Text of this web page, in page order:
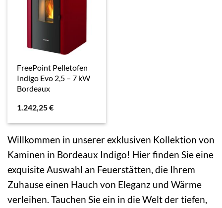
FreePoint Pelletofen
Indigo Evo 2,5 – 7 kW
Bordeaux
1.242,25€
Willkommen in unserer exklusiven Kollektion von
Kaminen in Bordeaux Indigo! Hier finden Sie eine
exquisite Auswahl an Feuerstätten, die Ihrem
Zuhause einen Hauch von Eleganz und Wärme
verleihen. Tauchen Sie ein in die Welt der tiefen,